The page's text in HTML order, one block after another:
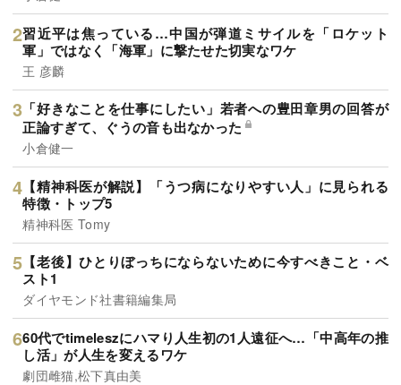
習近平は焦っている…中国が弾道ミサイルを「ロケット
軍」ではなく「海軍」に撃たせた切実なワケ
王 彦麟
「好きなことを仕事にしたい」若者への豊田章男の回答が
正論すぎて、ぐうの音も出なかった
小倉健一
【精神科医が解説】「うつ病になりやすい人」に見られる
特徴・トップ5
精神科医 Tomy
【老後】ひとりぼっちにならないために今すべきこと・ベ
スト1
ダイヤモンド社書籍編集局
60代でtimeleszにハマり人生初の1人遠征へ…「中高年の推
し活」が人生を変えるワケ
劇団雌猫,松下真由美